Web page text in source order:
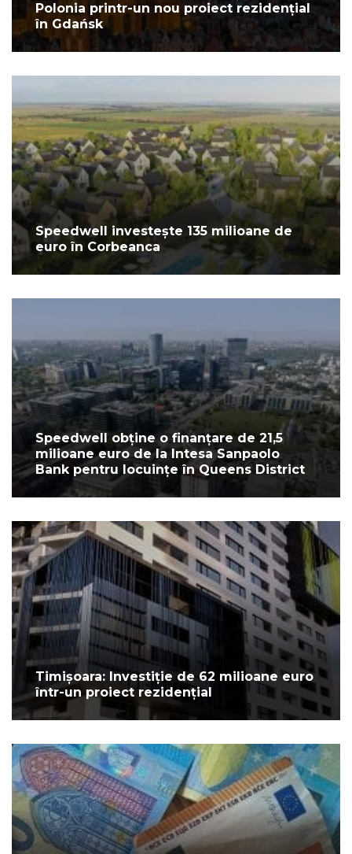
Polonia printr-un nou proiect rezidențial
în Gdańsk
Speedwell investește 135 milioane de
euro în Corbeanca
Speedwell obține o finanțare de 21,5
milioane euro de la Intesa Sanpaolo
Bank pentru locuințe în Queens District
Timișoara: Investiție de 62 milioane euro
într-un proiect rezidențial